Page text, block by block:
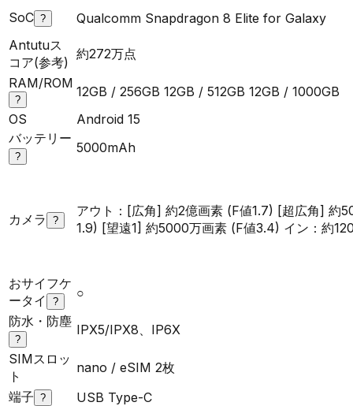
SoC ?
Qualcomm Snapdragon 8 Elite for Galaxy
Antutuス
コア(参考)
約272万点
RAM/ROM
?
12GB / 256GB 12GB / 512GB 12GB / 1000GB
OS
Android 15
バッテリー
?
5000mAh
カメラ ?
アウト：[広角] 約2億画素 (F値1.7) [超広角] 約
1.9) [望遠1] 約5000万画素 (F値3.4) イン：約
おサイフケ
ータイ
?
○
防水・防塵
?
IPX5/IPX8、IP6X
SIMスロッ
ト
nano / eSIM 2枚
端子 ?
USB Type-C